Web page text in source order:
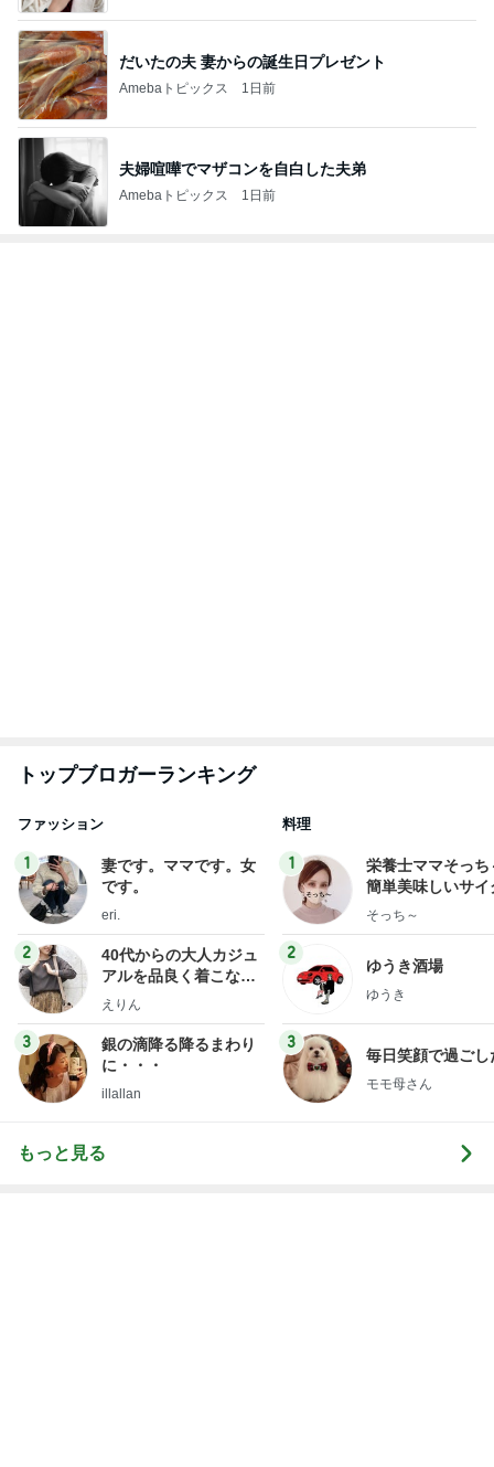
だいたの夫 妻からの誕生日プレゼント
Amebaトピックス 1日前
夫婦喧嘩でマザコンを自白した夫弟
Amebaトピックス 1日前
トップブロガーランキング
ファッション
1
妻です。ママです。女
です。
eri.
2
40代からの大人カジュ
アルを品良く着こなす
ファッションブログ
えりん
3
銀の滴降る降るまわり
に・・・
illallan
料理
1
栄養士ママそっち
簡単美味しいサイ
献立
そっち～
2
ゆうき酒場
ゆうき
3
毎日笑顔で過ごし
モモ母さん
もっと見る